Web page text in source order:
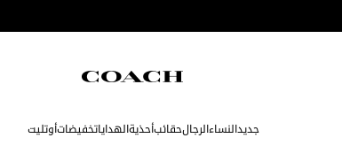
جديدالنساءالرجالحقائبأحذيةالهداياتخفيضاتأوتليت